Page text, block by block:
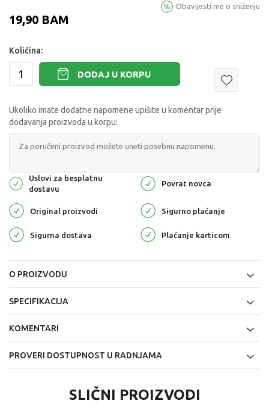
19,90 BAM
Obavijesti me o sniženju
Količina:
DODAJ U KORPU
Ukoliko imate dodatne napomene upišite u komentar prije
dodavanja proizvoda u korpu:
Uslovi za besplatnu
dostavu
Povrat novca
Original proizvodi Sigurno plaćanje
Sigurna dostava Plaćanje karticom
O PROIZVODU
SPECIFIKACIJA
KOMENTARI
PROVERI DOSTUPNOST U RADNJAMA
SLIČNI PROIZVODI